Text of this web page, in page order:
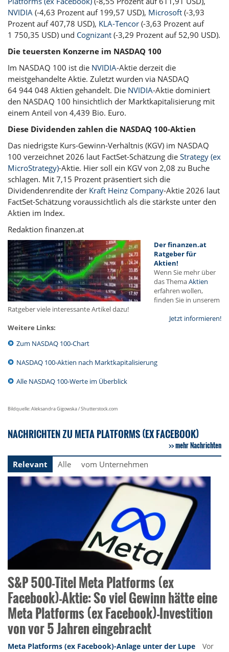
NVIDIA (-4,63 Prozent auf 199,57 USD), Microsoft (-3,93
Prozent auf 407,78 USD), KLA-Tencor (-3,63 Prozent auf
1 750,35 USD) und Cognizant (-3,29 Prozent auf 52,90 USD).
Die teuersten Konzerne im NASDAQ 100
Im NASDAQ 100 ist die NVIDIA-Aktie derzeit die
meistgehandelte Aktie. Zuletzt wurden via NASDAQ
64 944 048 Aktien gehandelt. Die NVIDIA-Aktie dominiert
den NASDAQ 100 hinsichtlich der Marktkapitalisierung mit
einem Anteil von 4,439 Bio. Euro.
Diese Dividenden zahlen die NASDAQ 100-Aktien
Das niedrigste Kurs-Gewinn-Verhältnis (KGV) im NASDAQ
100 verzeichnet 2026 laut FactSet-Schätzung die Strategy (ex
MicroStrategy)-Aktie. Hier soll ein KGV von 2,08 zu Buche
schlagen. Mit 7,15 Prozent präsentiert sich die
Dividendenrendite der Kraft Heinz Company-Aktie 2026 laut
FactSet-Schätzung voraussichtlich als die stärkste unter den
Aktien im Index.
Redaktion finanzen.at
Der finanzen.at
Ratgeber für
Aktien!
Wenn Sie mehr über
das ThemaAktien
erfahren wollen,
finden Sie in unserem
Ratgeber viele interessante Artikel dazu!
Jetzt informieren!
Weitere Links:
Zum NASDAQ 100-Chart
NASDAQ 100-Aktien nach Marktkapitalisierung
Alle NASDAQ 100-Werte im Überblick
Bildquelle: Aleksandra Gigowska / Shutterstock.com
NACHRICHTEN ZU META PLATFORMS (EX FACEBOOK)
mehr Nachrichten
Relevant
Alle vom Unternehmen
S&P 500-Titel Meta Platforms (ex
Facebook)-Aktie: So viel Gewinn hätte eine
Meta Platforms (ex Facebook)-Investition
von vor 5 Jahren eingebracht
Meta Platforms (ex Facebook)-Anlage unter der Lupe
Vor